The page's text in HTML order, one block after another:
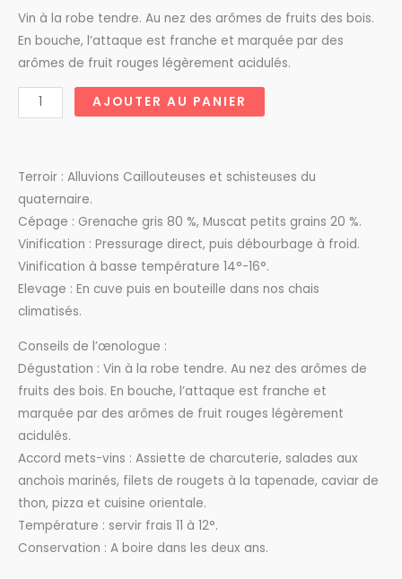
Vin à la robe tendre. Au nez des arômes de fruits des bois.
En bouche, l’attaque est franche et marquée par des
arômes de fruit rouges légèrement acidulés.
quantité
de
Rose
Qui
Ose
Rosé
AJOUTER AU PANIER
Terroir : Alluvions Caillouteuses et schisteuses du
quaternaire.
Cépage : Grenache gris 80 %, Muscat petits grains 20 %.
Vinification : Pressurage direct, puis débourbage à froid.
Vinification à basse température 14°-16°.
Elevage : En cuve puis en bouteille dans nos chais
climatisés.
Conseils de l’œnologue :
Dégustation : Vin à la robe tendre. Au nez des arômes de
fruits des bois. En bouche, l’attaque est franche et
marquée par des arômes de fruit rouges légèrement
acidulés.
Accord mets-vins : Assiette de charcuterie, salades aux
anchois marinés, filets de rougets à la tapenade, caviar de
thon, pizza et cuisine orientale.
Température : servir frais 11 à 12°.
Conservation : A boire dans les deux ans.